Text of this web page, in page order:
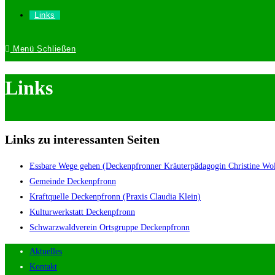
Links
Menü Schließen
Links
Links zu interessanten Seiten
Essbare Wege gehen (Deckenpfronner Kräuterpädagogin Christine
Gemeinde Deckenpfronn
Kraftquelle Deckenpfronn (Praxis Claudia Klein)
Kulturwerkstatt Deckenpfronn
Schwarzwaldverein Ortsgruppe Deckenpfronn
Aktuelles
Kontakt